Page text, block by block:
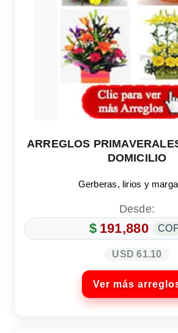
ARREGLOS
DOMICILIO
Gerberas, lirios y
Desde:
$ 191,880
USD 61.10
Ver más